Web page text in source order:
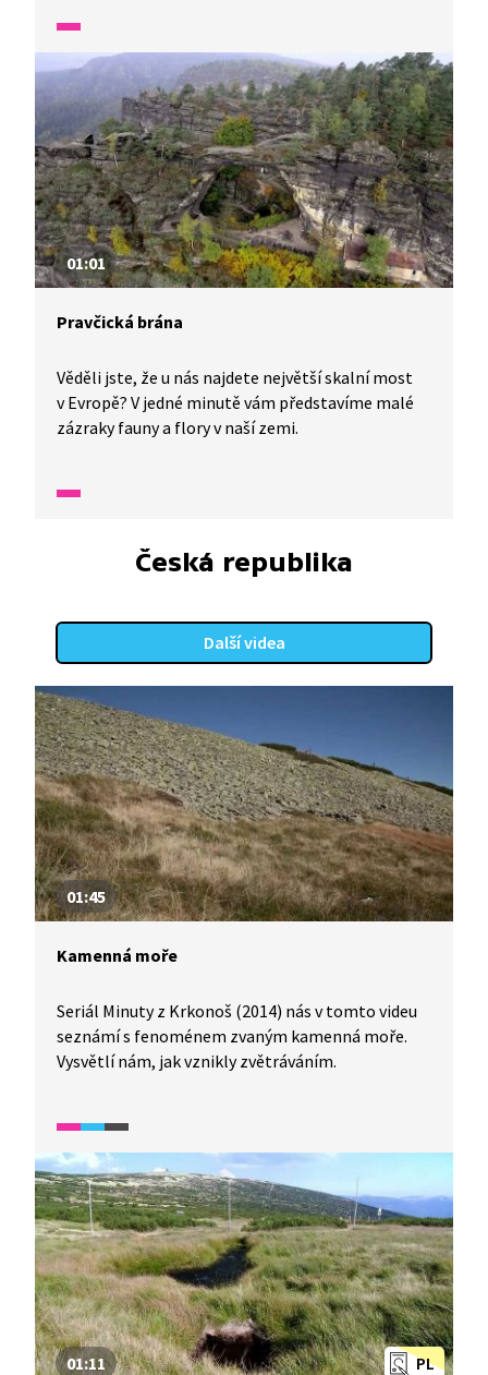
01:01
Pravčická brána
Věděli jste, že u nás najdete největší skalní most
v Evropě? V jedné minutě vám představíme malé
zázraky fauny a flory v naší zemi.
Česká republika
Další videa
01:45
Kamenná moře
Seriál Minuty z Krkonoš (2014) nás v tomto videu
seznámí s fenoménem zvaným kamenná moře.
Vysvětlí nám, jak vznikly zvětráváním.
PL
01:11